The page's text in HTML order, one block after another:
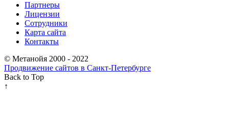
Партнеры
Лицензии
Сотрудники
Карта сайта
Контакты
© Метанойя 2000 - 2022
Продвижение сайтов в Санкт-Петербурге
Back to Top
↑